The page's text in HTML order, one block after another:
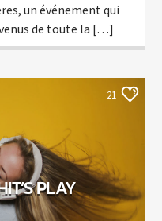
un événement qui
de toute la […]
21
PLAY